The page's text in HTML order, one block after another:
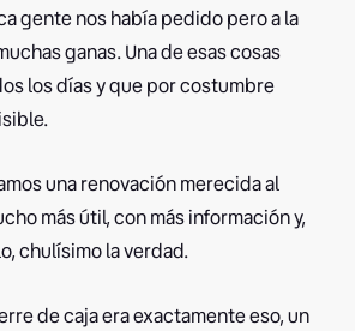
gente nos había pedido pero a la
ganas. Una de esas cosas
los días y que por costumbre
una renovación merecida al
más útil, con más información y,
chulísimo la verdad.
de caja era exactamente eso, un